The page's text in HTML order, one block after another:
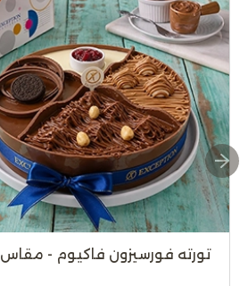
تورته فورسيزون فاكيوم - مقاس 24